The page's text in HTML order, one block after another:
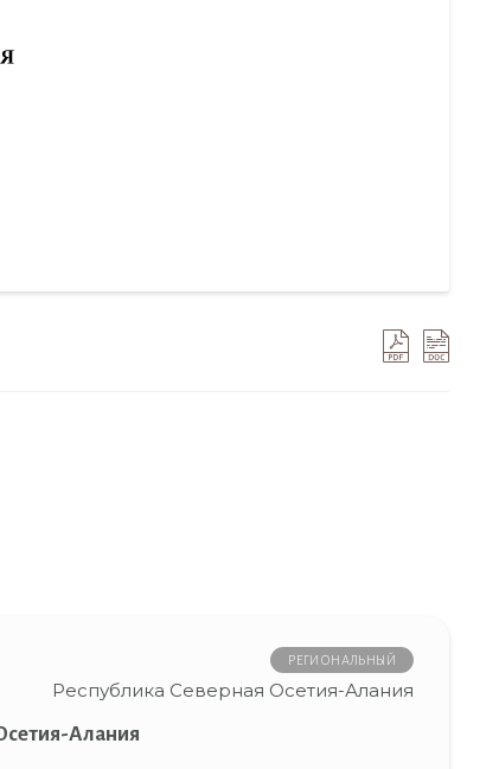
РЕГИОНАЛЬНЫЙ
Республика Северная Осетия-Алания
Алания